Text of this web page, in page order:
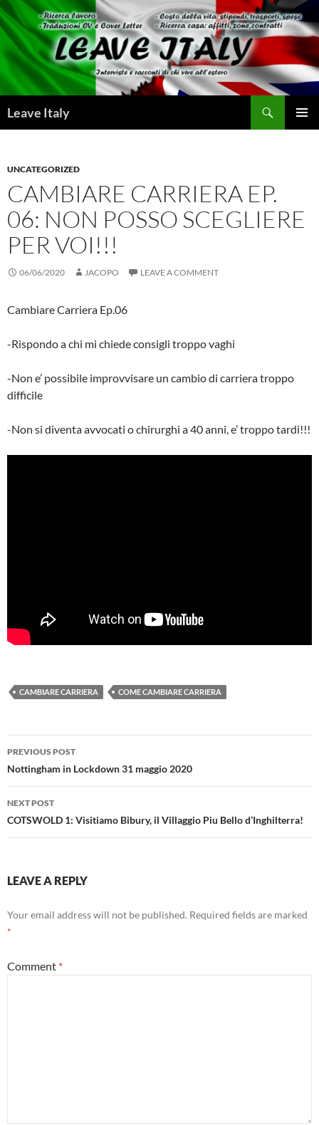
Skip
to
content
Leave Italy
UNCATEGORIZED
CAMBIARE CARRIERA EP.
06: NON POSSO SCEGLIERE
PER VOI!!!
06/06/2020 JACOPO LEAVE A COMMENT
Cambiare Carriera Ep.06
-Rispondo a chi mi chiede consigli troppo vaghi
-Non e’ possibile improvvisare un cambio di carriera troppo
difficile
-Non si diventa avvocati o chirurghi a 40 anni, e’ troppo tardi!!!
CAMBIARE CARRIERA COME CAMBIARE CARRIERA
Post
navigation
PREVIOUS POST
Nottingham in Lockdown 31 maggio 2020
NEXT POST
COTSWOLD 1: Visitiamo Bibury, il Villaggio Piu Bello d’Inghilterra!
LEAVE A REPLY
Your email address will not be published. Required fields are marked
*
Comment *